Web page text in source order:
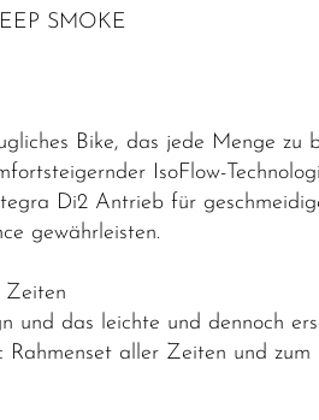
SMOKE
Bike, das jede Menge
IsoFlow-
Di2 Antrieb für
gewährleisten.
Zeiten
und das leichte und dennoch
aller Zeiten und